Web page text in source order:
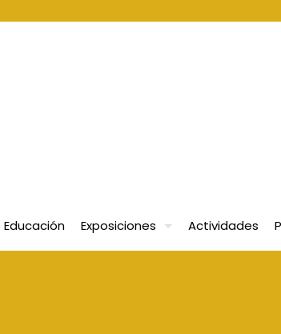
Educación Exposiciones Actividades